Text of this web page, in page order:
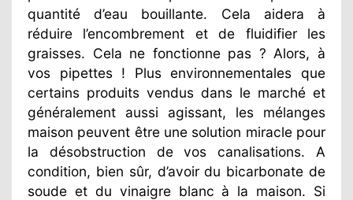
quantité d’eau bouillante. Cela aidera à
réduire l’encombrement et de fluidifier les
graisses. Cela ne fonctionne pas ? Alors, à
vos pipettes ! Plus environnementales que
certains produits vendus dans le marché et
généralement aussi agissant, les mélanges
maison peuvent être une solution miracle pour
la désobstruction de vos canalisations. A
condition, bien sûr, d’avoir du bicarbonate de
soude et du vinaigre blanc à la maison. Si